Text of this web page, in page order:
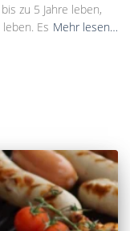
zu 5 Jahre leben,
Es Mehr lesen…